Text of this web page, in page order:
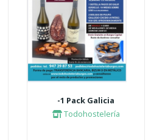
-1 Pack Galicia
Todohostelería